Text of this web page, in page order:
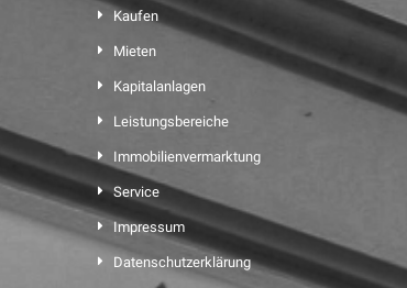
Kaufen
Mieten
Kapitalanlagen
Leistungsbereiche
Immobilienvermarktung
Service
Impressum
Datenschutzerklärung